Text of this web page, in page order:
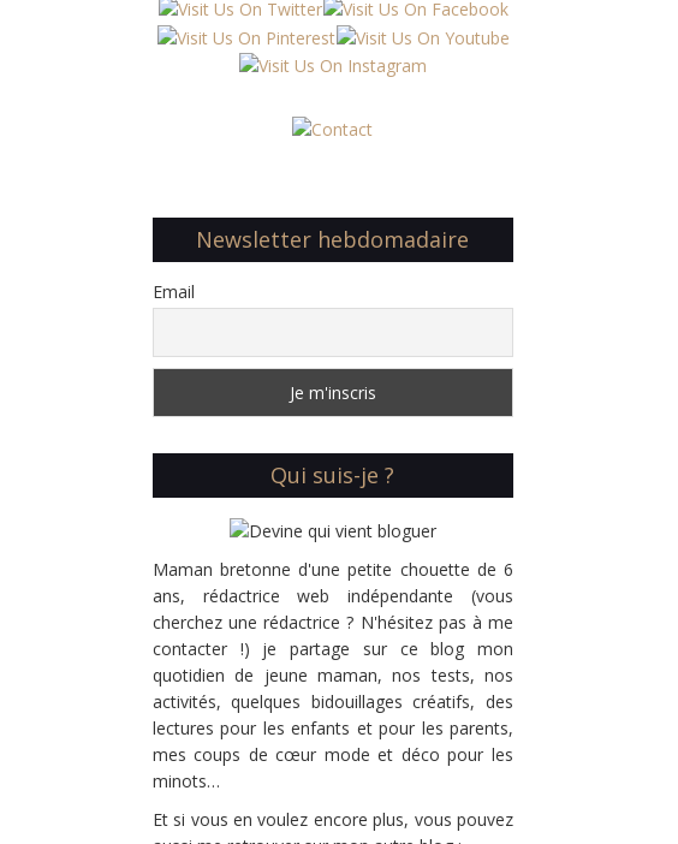
Newsletter hebdomadaire
Email
Qui suis-je ?
Maman bretonne d'une petite chouette de 6
ans, rédactrice web indépendante (vous
cherchez une rédactrice ? N'hésitez pas à me
contacter !) je partage sur ce blog mon
quotidien de jeune maman, nos tests, nos
activités, quelques bidouillages créatifs, des
lectures pour les enfants et pour les parents,
mes coups de cœur mode et déco pour les
minots…
Et si vous en voulez encore plus, vous pouvez